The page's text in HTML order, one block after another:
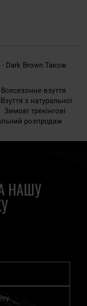
Dark Brown Також
Всесезонне взуття
Взуття з натуральної
Зимові трекінгові
розпродаж
НАШУ